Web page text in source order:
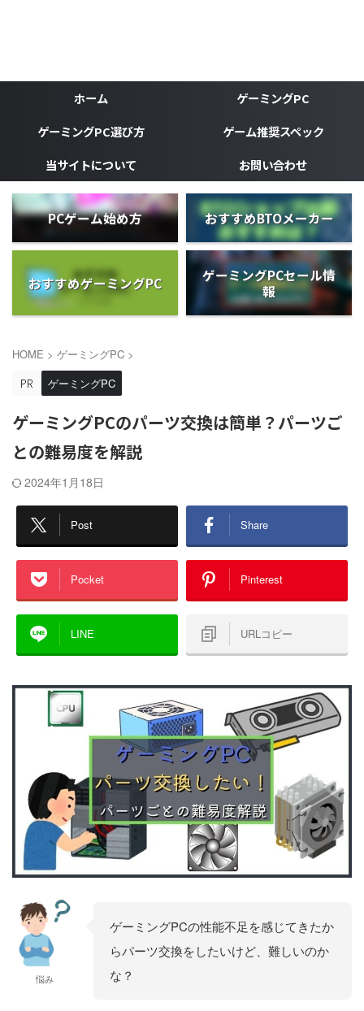
ホーム
ゲーミングPC
ゲーミングPC選び方
ゲーム推奨スペック
当サイトについて
お問い合わせ
PCゲーム始め方 おすすめBTOメーカー
おすすめゲーミングPC
ゲーミングPCセール情
報
HOME > ゲーミングPC >
ゲーミングPC
ゲーミングPCのパーツ交換は簡単？パーツご
との難易度を解説
2024年1月18日
Post Share
Pocket Pinterest
LINE URLコピー
悩み
ゲーミングPCの性能不足を感じてきたか
らパーツ交換をしたいけど、難しいのか
な？